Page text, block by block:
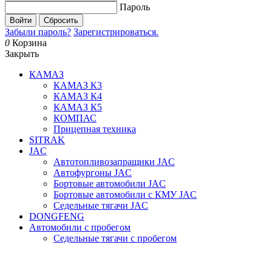
Пароль
Войти Сбросить
Забыли пароль? Зарегистрироваться.
0 Корзина
Закрыть
КАМАЗ
КАМАЗ К3
КАМАЗ К4
КАМАЗ К5
КОМПАС
Прицепная техника
SITRAK
JAC
Автотопливозапращики JAC
Автофургоны JAC
Бортовые автомобили JAC
Бортовые автомобили с КМУ JAC
Седельные тягачи JAC
DONGFENG
Автомобили с пробегом
Седельные тягачи с пробегом